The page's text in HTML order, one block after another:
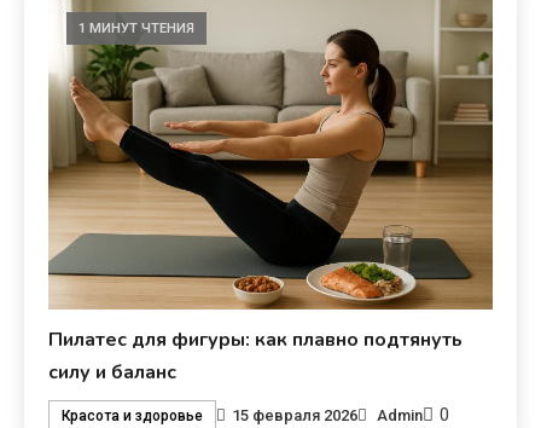
1 МИНУТ ЧТЕНИЯ
Пилатес для фигуры: как плавно подтянуть
силу и баланс
Красота и здоровье 15 февраля 2026 Admin 0